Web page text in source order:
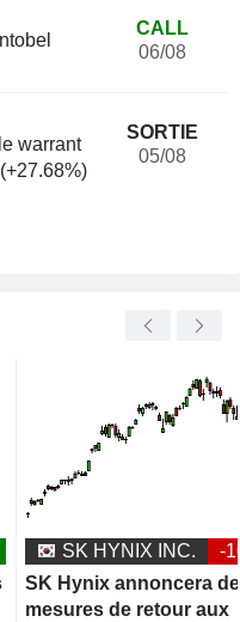
CALL
06/08
warrant
SORTIE
05/08
SK HYNIX INC.
-
SK Hynix annoncera
mesures de retour aux